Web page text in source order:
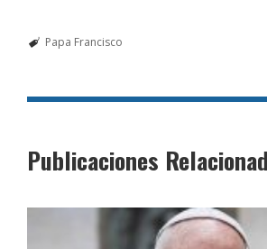
Papa Francisco
Publicaciones